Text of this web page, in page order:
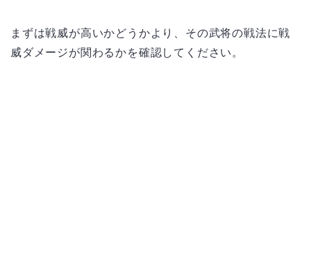
まずは戦威が高いかどうかより、その武将の戦法に戦
威ダメージが関わるかを確認してください。